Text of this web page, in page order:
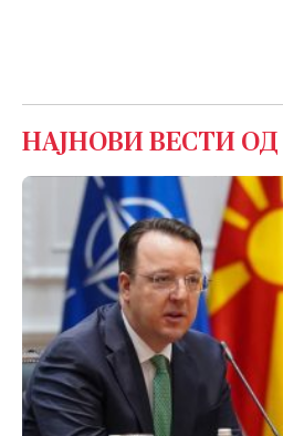
НАЈНОВИ ВЕСТИ ОД